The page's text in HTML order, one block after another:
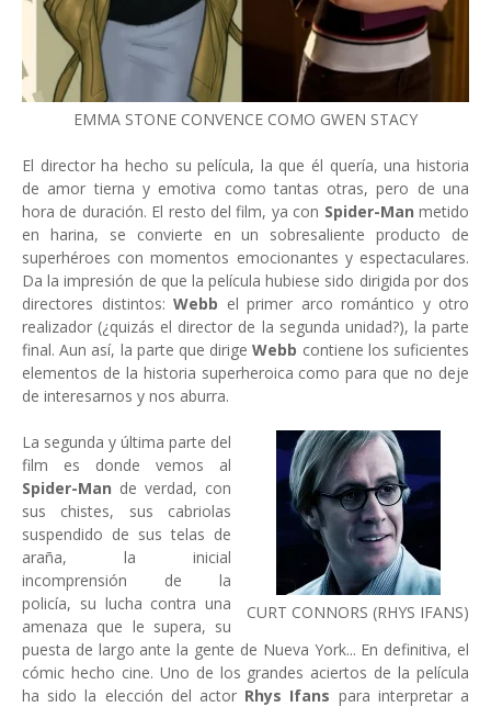
EMMA STONE CONVENCE COMO GWEN STACY
El director ha hecho su película, la que él quería, una historia
de amor tierna y emotiva como tantas otras, pero de una
hora de duración. El resto del film, ya con Spider-Man metido
en harina, se convierte en un sobresaliente producto de
superhéroes con momentos emocionantes y espectaculares.
Da la impresión de que la película hubiese sido dirigida por dos
directores distintos: Webb el primer arco romántico y otro
realizador (¿quizás el director de la segunda unidad?), la parte
final. Aun así, la parte que dirigeWebb contiene los suficientes
elementos de la historia superheroica como para que no deje
de interesarnos y nos aburra.
CURT CONNORS (RHYS IFANS)
La segunda y última parte del
film es donde vemos al
Spider-Man de verdad, con
sus chistes, sus cabriolas
suspendido de sus telas de
araña, la inicial
incomprensión de la
policía, su lucha contra una
amenaza que le supera, su
puesta de largo ante la gente de Nueva York... En definitiva, el
cómic hecho cine. Uno de los grandes aciertos de la película
ha sido la elección del actor Rhys Ifans para interpretar a